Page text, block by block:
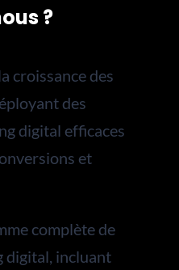
?
croissance des
des
digital efficaces
et
complète de
digital, incluant